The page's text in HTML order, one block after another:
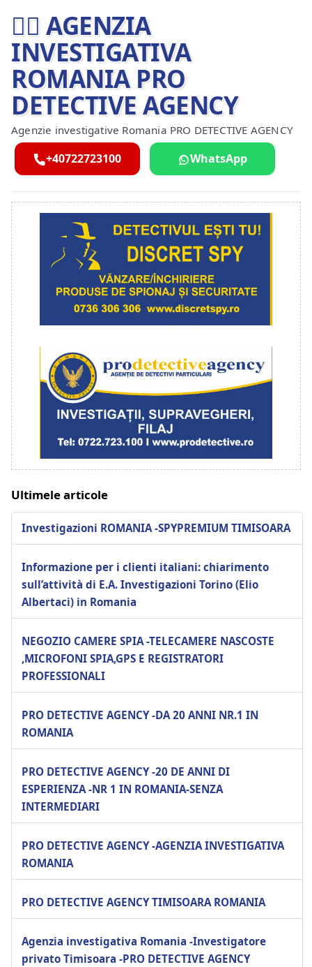
🕵️‍♂ AGENZIA
INVESTIGATIVA
ROMANIA PRO
DETECTIVE AGENCY
Agenzie investigative Romania PRO DETECTIVE AGENCY
+40722723100 WhatsApp
Ultimele articole
Investigazioni ROMANIA -SPYPREMIUM TIMISOARA
Informazione per i clienti italiani: chiarimento
sull’attività di E.A. Investigazioni Torino (Elio
Albertaci) in Romania
NEGOZIO CAMERE SPIA -TELECAMERE NASCOSTE
,MICROFONI SPIA,GPS E REGISTRATORI
PROFESSIONALI
PRO DETECTIVE AGENCY -DA 20 ANNI NR.1 IN
ROMANIA
PRO DETECTIVE AGENCY -20 DE ANNI DI
ESPERIENZA -NR 1 IN ROMANIA-SENZA
INTERMEDIARI
PRO DETECTIVE AGENCY -AGENZIA INVESTIGATIVA
ROMANIA
PRO DETECTIVE AGENCY TIMISOARA ROMANIA
Agenzia investigativa Romania -Investigatore
privato Timisoara -PRO DETECTIVE AGENCY